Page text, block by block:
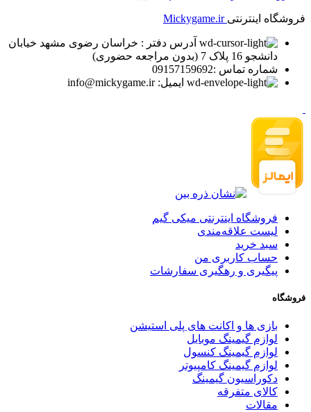
فروشگاه اینترنتی Mickygame.ir
آدرس دفتر : خراسان رضوی مشهد خیابان
دانشجو 16 پلاک 7 (بدون مراجعه حضوری)
شماره تماس :09157159692
ایمیل: info@mickygame.ir
فروشگاه اینترنتی میکی گیم
لیست علاقه‌مندی
سبد خرید
حساب کاربری من
پیگیری و رهگیری سفارشات
فروشگاه
بازی ها و اکانت های پلی استیشن
لوازم گیمینگ موبایل
لوازم گیمینگ کنسول
لوازم گیمینگ کامپیوتر
دکوراسیون گیمینگ
کالای متفرقه
مقالات